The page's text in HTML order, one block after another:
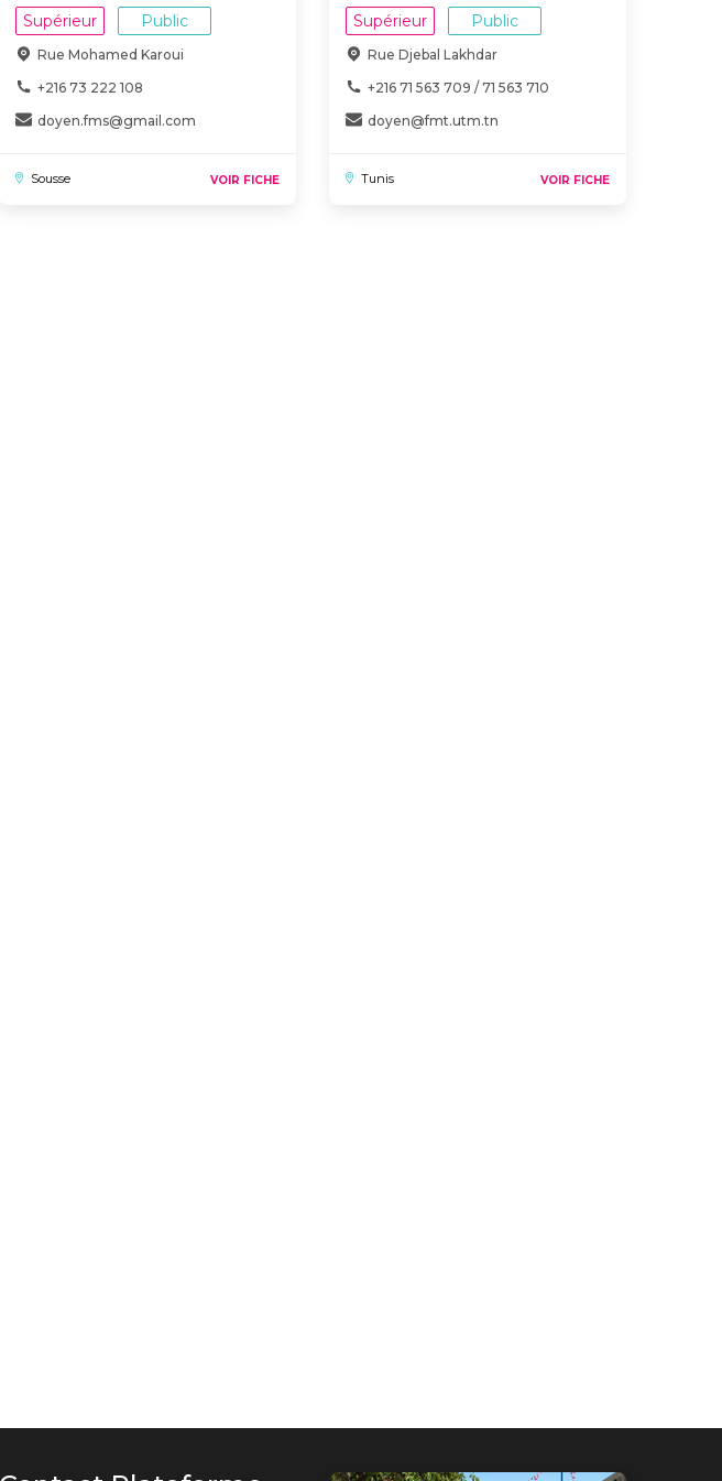
Supérieur Public
Rue Mohamed Karoui
+216 73 222 108
doyen.fms@gmail.com
Sousse VOIR FICHE
Supérieur Public
Rue Djebal Lakhdar
+216 71 563 709 / 71 563 710
doyen@fmt.utm.tn
Tunis VOIR FICHE